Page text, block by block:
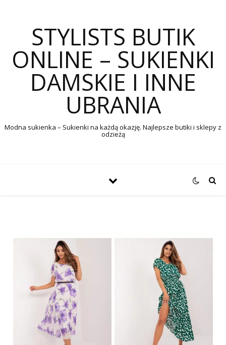
STYLISTS BUTIK
ONLINE – SUKIENKI
DAMSKIE I INNE
UBRANIA
Modna sukienka – Sukienki na każdą okazję. Najlepsze butiki i sklepy z
odzieżą